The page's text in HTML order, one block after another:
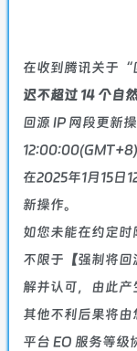
在收到腾讯关于“
迟不超过 14 个自
回源 IP 网段更新
在2025年1月15日
新操作。
如您未能在约定
不限于【强制将
解并认可，由此
其他不利后果将
平台 EO 服务等级